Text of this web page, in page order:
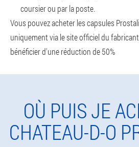
coursier ou par la poste.
Vous pouvez acheter les capsules
uniquement via le site officiel du
bénéficier d'une réduction de 50%
OÙ PUIS JE
CHATEAU-D-O